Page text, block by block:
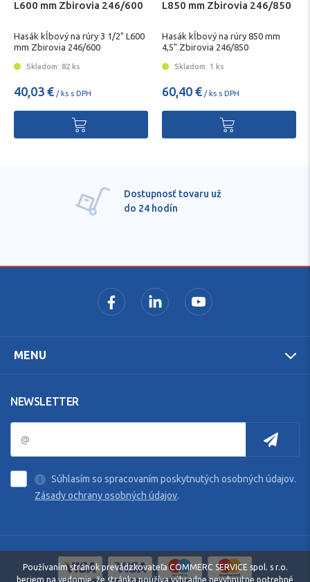
L600 mm Zbirovia 246/600
Hasák kĺbový na rúry 3 1/2" L600
mm Zbirovia 246/600
Skladom: 82 ks
40,03 € / ks s DPH
L850 mm Zbirovia 246/850
Hasák kĺbový na rúry 850 mm
4,5" Zbirovia 246/850
Skladom: 1 ks
60,40 € / ks s DPH
Dostupnosť tovaru už
do 24 hodín
MENU
NEWSLETTER
Súhlasím so spracovaním poskytnutých osobných údajov.
Zásady ochrany osobných údajov.
Používaním stránok prevádzkovateľa COMMERC SERVICE spol. s r.o.
beriem na vedomie, že stránka používa výhradne nevyhnutne potrebné